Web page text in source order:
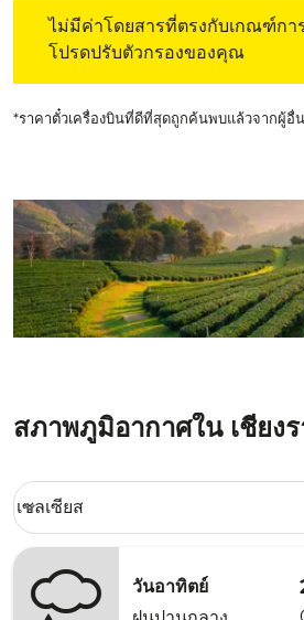
ไม่มีค่าโดยสารที่ตรงกับเกณฑ์ก
โปรดปรับตัวกรองของคุณ
*ราคาตั๋วเครื่องบินที่ดีที่สุดถูกค้นพบแล้วจากผู้อื่
สภาพภูมิอากาศใน เชียงร
Weather unit option เซลเซียส
เซลเซียส
keyboard_arrow_down
วันอาทิตย์